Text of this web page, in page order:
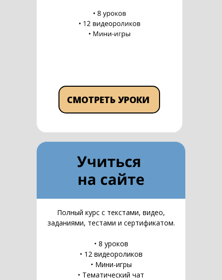
СМОТРЕТЬ УРОКИ
Полный курс с текстами, видео,
заданиями, тестами и сертификатом.
• 8 уроков
• 12 видеороликов
• Мини-игры
• Тематический чат